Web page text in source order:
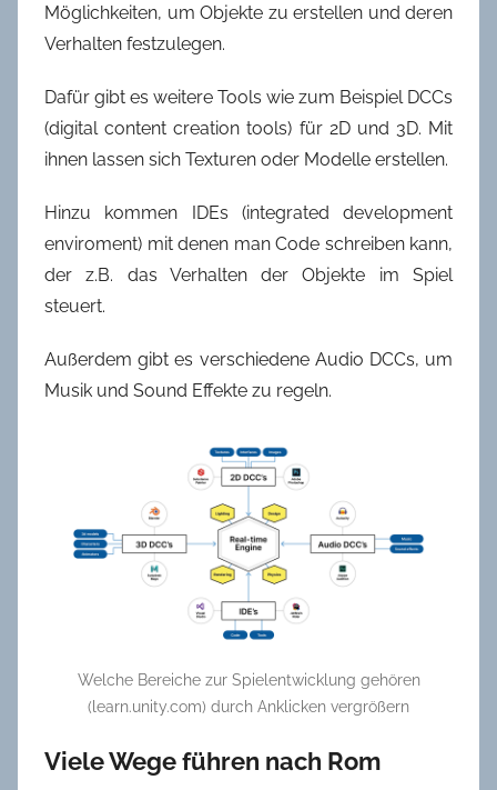
Möglichkeiten, um Objekte zu erstellen und deren
Verhalten festzulegen.
Dafür gibt es weitere Tools wie zum Beispiel DCCs
(digital content creation tools) für 2D und 3D. Mit
ihnen lassen sich Texturen oder Modelle erstellen.
Hinzu kommen IDEs (integrated development
enviroment) mit denen man Code schreiben kann,
der z.B. das Verhalten der Objekte im Spiel
steuert.
Außerdem gibt es verschiedene Audio DCCs, um
Musik und Sound Effekte zu regeln.
Welche Bereiche zur Spielentwicklung gehören
(learn.unity.com) durch Anklicken vergrößern
Viele Wege führen nach Rom